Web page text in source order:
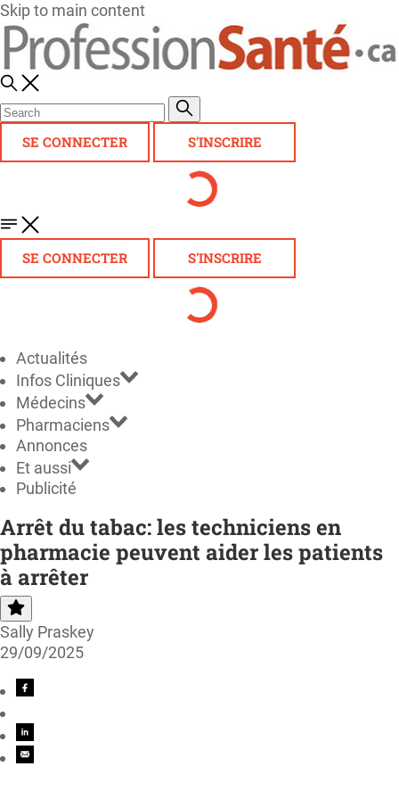
Skip to main content
SE CONNECTER S'INSCRIRE
SE CONNECTER S'INSCRIRE
Actualités
Infos Cliniques
Médecins
Pharmaciens
Annonces
Et aussi
Publicité
Arrêt du tabac: les techniciens en
pharmacie peuvent aider les patients
à arrêter
Sally Praskey
29/09/2025